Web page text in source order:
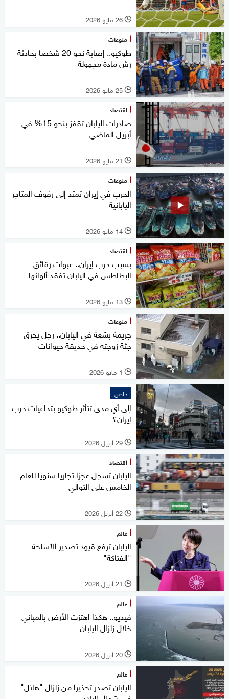
l 26 مايو 2026
منوعات
طوكيو.. إصابة نحو 20 شخصا بحادثة
رش مادة مجهولة
l 25 مايو 2026
اقتصاد
صادرات اليابان تقفز بنحو 15% في
أبريل الماضي
l 21 مايو 2026
منوعات
الحرب في إيران تمتد إلى رفوف المتاجر
اليابانية
l 14 مايو 2026
اقتصاد
بسبب حرب إيران.. عبوات رقائق
البطاطس في اليابان تفقد ألوانها
l 13 مايو 2026
منوعات
جريمة بشعة في اليابان.. رجل يحرق
جثة زوجته في حديقة حيوانات
l 1 مايو 2026
خاص
إلى أي مدى تتأثر طوكيو بتداعيات حرب
إيران؟
l 29 أبريل 2026
اقتصاد
اليابان تسجل عجزا تجاريا سنويا للعام
الخامس على التوالي
l 22 أبريل 2026
عالم
اليابان ترفع قيود تصدير الأسلحة
"الفتاكة"
l 21 أبريل 2026
عالم
فيديو.. هكذا اهتزت الأرض بالمباني
خلال زلزال اليابان
l 20 أبريل 2026
عالم
اليابان تصدر تحذيرا من زلزال "هائل"